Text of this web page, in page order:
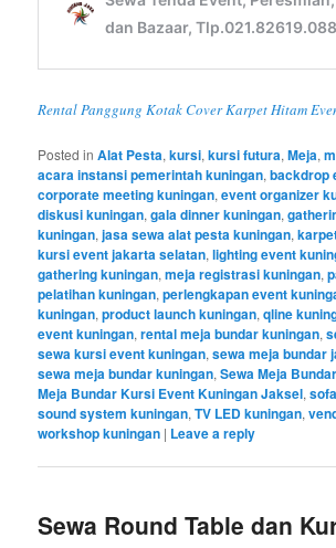
Rental Panggung Kotak Cover Karpet Hitam
Posted in Alat Pesta,kursi,kursi futura,Meja,
acara instansi pemerintah kuningan,backdrop
corporate meeting kuningan,event organizer
diskusi kuningan,gala dinner kuningan,
kuningan,jasa sewa alat pesta kuningan,
kursi event jakarta selatan,lighting event
gathering kuningan,meja registrasi kuningan,
pelatihan kuningan,perlengkapan event
kuningan,product launch kuningan,qline
event kuningan,rental meja bundar kuningan,
sewa kursi event kuningan,sewa meja bundar
sewa meja bundar kuningan,Sewa Meja
Meja Bundar Kursi Event Kuningan Jaksel,
sound system kuningan,TV LED kuningan,
workshop kuningan | Leave a reply
Sewa Round Table dan